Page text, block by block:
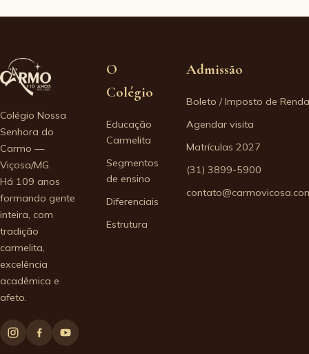
Colégio Nossa
Senhora do
Carmo —
Viçosa/MG.
Há 109 anos
formando gente
inteira, com
tradição
carmelita,
excelência
acadêmica e
afeto.
O
Colégio
Educação
Carmelita
Segmentos
de ensino
Diferenciais
Estrutura
Admissão
Boleto / Imposto de Renda
Agendar visita
Matrículas 2027
(31) 3899-5900